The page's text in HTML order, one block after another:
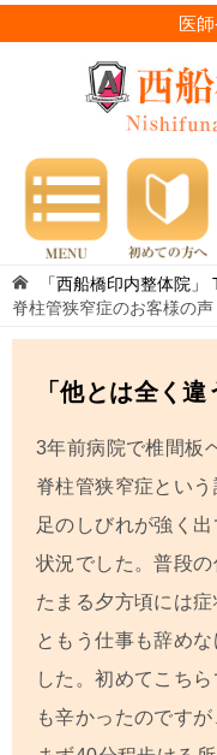
医
「西船橋印内整体院」
脊柱管狭窄症のお客様の声
「他とは全く
3年前病院で椎間板
脊柱管狭窄症とい
足のしびれが強く
状況でした。普段
たまる夕方頃には
ともう仕事も辞め
した。初めてこち
も辛かったのです